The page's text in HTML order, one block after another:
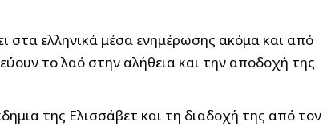
στα ελληνικά μέσα ενημέρωσης ακόμα και από
το λαό στην αλήθεια και την αποδοχή της
της Ελισσάβετ και τη διαδοχή της από τον